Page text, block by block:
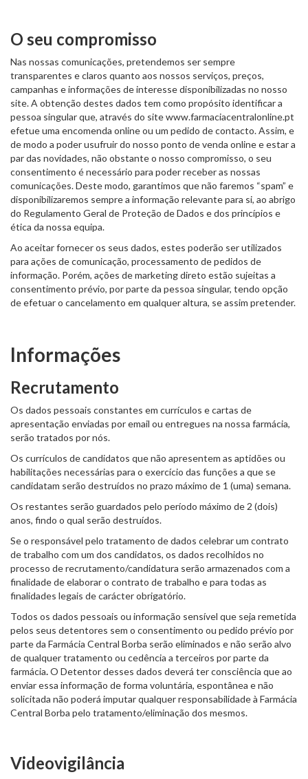
O seu compromisso
Nas nossas comunicações, pretendemos ser sempre
transparentes e claros quanto aos nossos serviços, preços,
campanhas e informações de interesse disponibilizadas no nosso
site. A obtenção destes dados tem como propósito identificar a
pessoa singular que, através do site www.farmaciacentralonline.pt
efetue uma encomenda online ou um pedido de contacto. Assim, e
de modo a poder usufruir do nosso ponto de venda online e estar a
par das novidades, não obstante o nosso compromisso, o seu
consentimento é necessário para poder receber as nossas
comunicações. Deste modo, garantimos que não faremos “spam” e
disponibilizaremos sempre a informação relevante para si, ao abrigo
do Regulamento Geral de Proteção de Dados e dos princípios e
ética da nossa equipa.
Ao aceitar fornecer os seus dados, estes poderão ser utilizados
para ações de comunicação, processamento de pedidos de
informação. Porém, ações de marketing direto estão sujeitas a
consentimento prévio, por parte da pessoa singular, tendo opção
de efetuar o cancelamento em qualquer altura, se assim pretender.
Informações
Recrutamento
Os dados pessoais constantes em currículos e cartas de
apresentação enviadas por email ou entregues na nossa farmácia,
serão tratados por nós.
Os currículos de candidatos que não apresentem as aptidões ou
habilitações necessárias para o exercício das funções a que se
candidatam serão destruídos no prazo máximo de 1 (uma) semana.
Os restantes serão guardados pelo período máximo de 2 (dois)
anos, findo o qual serão destruídos.
Se o responsável pelo tratamento de dados celebrar um contrato
de trabalho com um dos candidatos, os dados recolhidos no
processo de recrutamento/candidatura serão armazenados com a
finalidade de elaborar o contrato de trabalho e para todas as
finalidades legais de carácter obrigatório.
Todos os dados pessoais ou informação sensível que seja remetida
pelos seus detentores sem o consentimento ou pedido prévio por
parte da Farmácia Central Borba serão eliminados e não serão alvo
de qualquer tratamento ou cedência a terceiros por parte da
farmácia.O Detentor desses dados deverá ter consciência que ao
enviar essa informação de forma voluntária, espontânea e não
solicitada não poderá imputar qualquer responsabilidade à Farmácia
Central Borba pelo tratamento/eliminação dos mesmos.
Videovigilância